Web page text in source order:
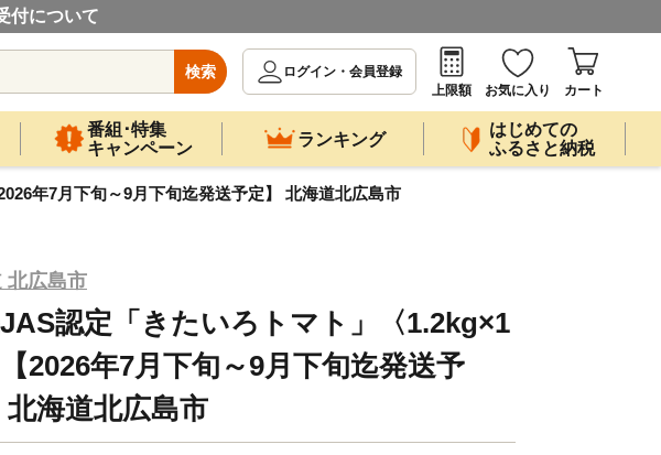
付について
検索
ログイン・会員登録
上限額
お気に入り カート
番組･特集
キャンペーン
ランキング
はじめての
ふるさと納税
年7月下旬～9月下旬迄発送予定】 北海道北広島市
北広島市
認定「きたいろトマト」〈1.2kg×1
2026年7月下旬～9月下旬迄発送予
北海道北広島市